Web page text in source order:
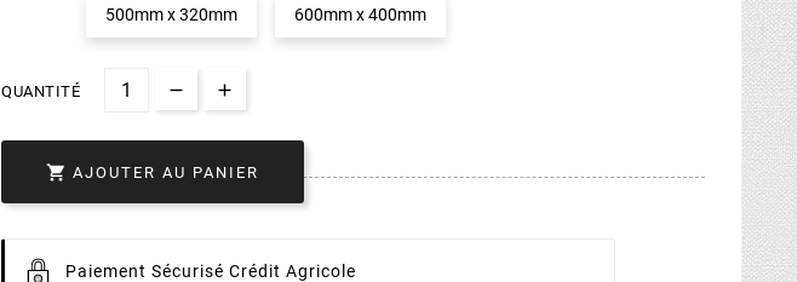
500mm x 320mm 600mm x 400mm
QUANTITÉ
 AJOUTER AU PANIER
Paiement Sécurisé Crédit Agricole